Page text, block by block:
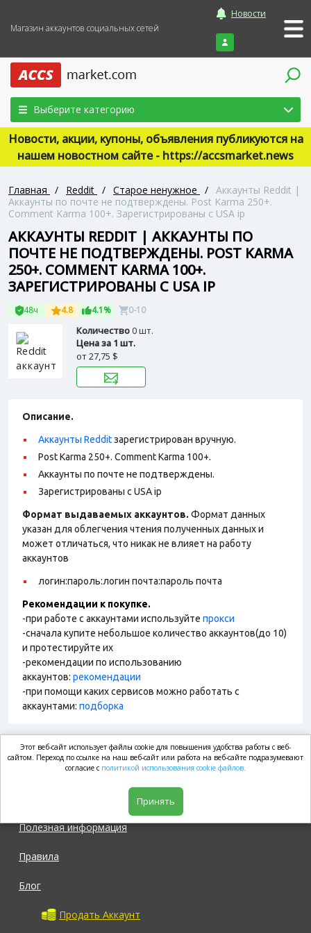
Магазин аккаунтов социальных сетей
Новости
Войти
Выберите категорию
Новости, акции, купоны, объявления публикуются на
нашем новостном сайте - https://accsmarket.news
Главная / Reddit / Старое ненужное / Аккаунты Reddit |
Аккаунты по почте не подтверждены. Post Karma 250+.
Comment Karma 100+. Зарегистрированы с USA ip
АККАУНТЫ REDDIT | АККАУНТЫ ПО
ПОЧТЕ НЕ ПОДТВЕРЖДЕНЫ. POST KARMA
250+. COMMENT KARMA 100+.
ЗАРЕГИСТРИРОВАНЫ С USA IP
48ч 4.8 4.1% 0-10
Количество0 шт.
Цена за 1 шт.
от27,75 $
Описание.
Аккаунты Redditзарегистрирован вручную.
Post Karma 250+. Comment Karma 100+.
Аккаунты по почте не подтверждены.
Зарегистрированы с USA ip
Формат выдаваемых аккаунтов. Формат данных
указан для облегчения чтения полученных данных и
может отличаться, что никак не влияет на работу
аккаунтов
логин:пароль:логин почта:пароль почта
Рекомендации к покупке.
-при работе с аккаунтами используйте прокси
-сначала купите небольшое количество аккаунтов(до 10)
и протестируйте их
-рекомендации по использованию
аккаунтов: рекомендации
-при помощи каких сервисов можно работать с
аккаунтами: подборка
market.com
Полезная информация
Правила
Блог
Продать Аккаунт
Этот веб-сайт использует файлы cookie для повышения удобства работы с веб-
сайтом. Переход по ссылке на наш веб-сайт или работа на веб-сайте подразумевают
согласие с политикой использования cookie файлов.
Принять